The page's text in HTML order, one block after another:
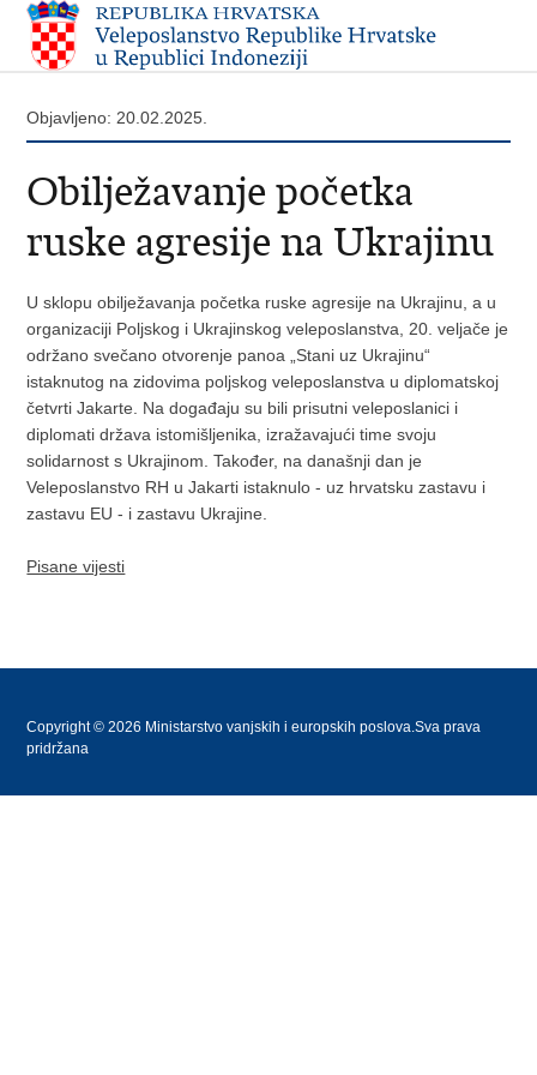
Objavljeno: 20.02.2025.
Obilježavanje početka
ruske agresije na Ukrajinu
U sklopu obilježavanja početka ruske agresije na Ukrajinu, a u
organizaciji Poljskog i Ukrajinskog veleposlanstva, 20. veljače je
održano svečano otvorenje panoa „Stani uz Ukrajinu“
istaknutog na zidovima poljskog veleposlanstva u diplomatskoj
četvrti Jakarte. Na događaju su bili prisutni veleposlanici i
diplomati država istomišljenika, izražavajući time svoju
solidarnost s Ukrajinom. Također, na današnji dan je
Veleposlanstvo RH u Jakarti istaknulo - uz hrvatsku zastavu i
zastavu EU - i zastavu Ukrajine.
Pisane vijesti
Copyright © 2026 Ministarstvo vanjskih i europskih poslova.Sva prava
pridržana